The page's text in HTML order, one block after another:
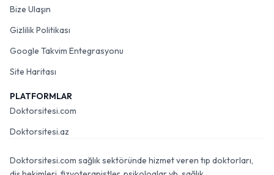
Bize Ulaşın
Gizlilik Politikası
Google Takvim Entegrasyonu
Site Haritası
PLATFORMLAR
Doktorsitesi.com
Doktorsitesi.az
Doktorsitesi.com sağlık sektöründe hizmet veren tıp doktorları,